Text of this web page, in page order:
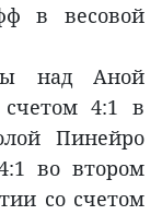
в весовой
над Аной
4:1 в
Пинейро
во втором
со счетом